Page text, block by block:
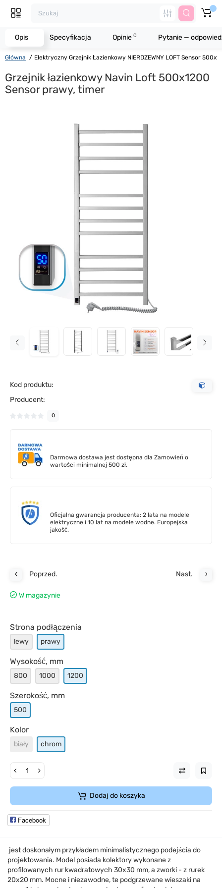
Główna Elektryczny Grzejnik Łazienkowy NIERDZEWNY LOFT Sensor
Grzejnik łazienkowy Navin Loft 500x1200
Sensor prawy, timer
Kod produktu:
Producent:
0
Darmowa dostawa jest dostępna dla Zamowień o
wartości minimalnej 500 zł.
Oficjalna gwarancja producenta: 2 lata na modele
elektryczne i 10 lat na modele wodne. Europejska
jakość.
Poprzed. Nast.
W magazynie
Strona podłączenia
lewy prawy
Wysokość, mm
800 1000 1200
Szerokość, mm
500
Kolor
biały chrom
Dodaj do koszyka
Facebook
Opis Specyfikacja Opinie 0 Pytanie —
jest doskonałym przykładem minimalistycznego podejścia do
projektowania. Model posiada kolektory wykonane z
profilowanych rur kwadratowych 30x30 mm, a zworki - z rurek
20x20 mm. Mocne i niezawodne, te podgrzewane wieszaki na